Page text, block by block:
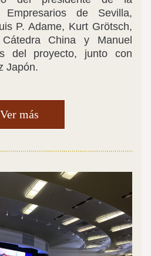
Empresarios de Sevilla,
P. Adame, Kurt Grötsch,
China y Manuel
del proyecto, junto con
Japón.
Ver más